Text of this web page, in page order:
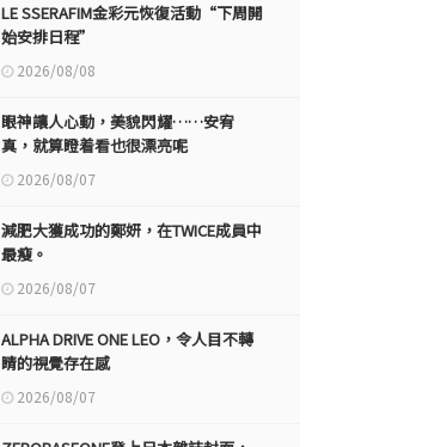
LE SSERAFIM金彩元恢復活動“下周開
始安排日程”
2026/08/08
眼神讓人心動，美貌閃耀……安宥
真，就算瞪着看也很漂亮呢
2026/08/07
減肥大獲成功的鄭妍，在TWICE成員中
最瘦。
2026/08/07
ALPHA DRIVE ONE LEO，令人目不轉
睛的視覺存在感
2026/08/07